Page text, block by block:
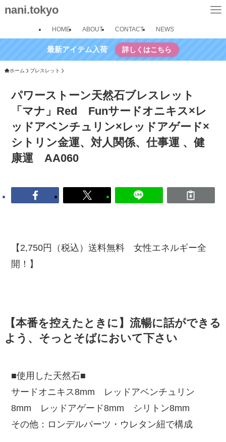
nani.tokyo
HOME ABOUT CONTACT NEWS
最新アイテム入荷 詳しくはこちら
ホーム ブレスレット
パワーストーン天然石ブレスレット
「マナ」Red Funサードオニキス×レ
ッドアベンチュリン×レッドアゲード×
シトリン金運、対人関係、仕事運 、健
康運 AA060
【2,750円（税込）送料無料 女性エネルギー全
開！】
【本番を控えたときに】流暢に話ができる
よう、そっとそばにおいて下さい
■使用した天然石■
サードオニキス8mm レッドアベンチュリン
8mm レッドアゲード8mm シリトン8mm
その他：ロンデルパーツ・ウレタン紐で構成